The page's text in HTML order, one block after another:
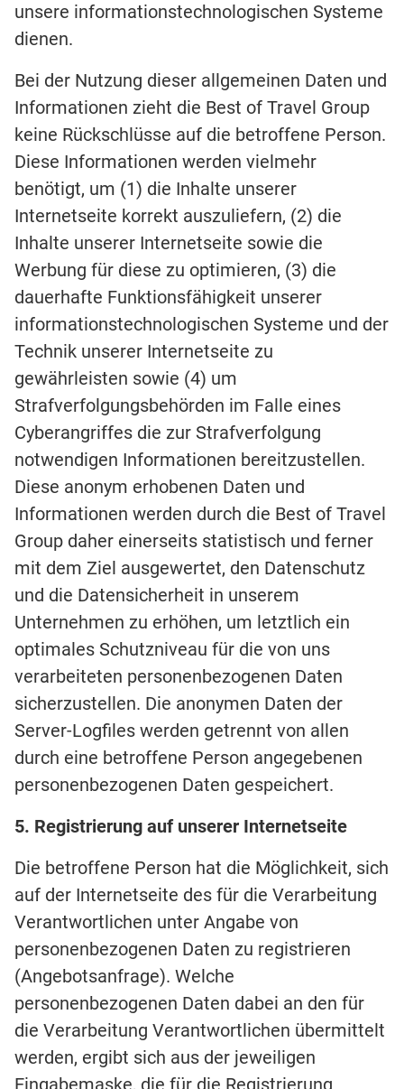
unsere informationstechnologischen Systeme
dienen.
Bei der Nutzung dieser allgemeinen Daten und
Informationen zieht die Best of Travel Group
keine Rückschlüsse auf die betroffene Person.
Diese Informationen werden vielmehr
benötigt, um (1) die Inhalte unserer
Internetseite korrekt auszuliefern, (2) die
Inhalte unserer Internetseite sowie die
Werbung für diese zu optimieren, (3) die
dauerhafte Funktionsfähigkeit unserer
informationstechnologischen Systeme und der
Technik unserer Internetseite zu
gewährleisten sowie (4) um
Strafverfolgungsbehörden im Falle eines
Cyberangriffes die zur Strafverfolgung
notwendigen Informationen bereitzustellen.
Diese anonym erhobenen Daten und
Informationen werden durch die Best of Travel
Group daher einerseits statistisch und ferner
mit dem Ziel ausgewertet, den Datenschutz
und die Datensicherheit in unserem
Unternehmen zu erhöhen, um letztlich ein
optimales Schutzniveau für die von uns
verarbeiteten personenbezogenen Daten
sicherzustellen. Die anonymen Daten der
Server-Logfiles werden getrennt von allen
durch eine betroffene Person angegebenen
personenbezogenen Daten gespeichert.
5. Registrierung auf unserer Internetseite
Die betroffene Person hat die Möglichkeit, sich
auf der Internetseite des für die Verarbeitung
Verantwortlichen unter Angabe von
personenbezogenen Daten zu registrieren
(Angebotsanfrage). Welche
personenbezogenen Daten dabei an den für
die Verarbeitung Verantwortlichen übermittelt
werden, ergibt sich aus der jeweiligen
Eingabemaske, die für die Registrierung